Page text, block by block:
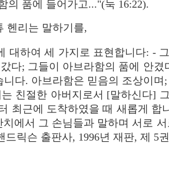
의 품에 들어가고..."(눅 16:22).
헨리는 말하기를,
대하여 세 가지로 표현합니다: -
다; 그들이 아브라함의 품에 안겼
다. 아브라함은 믿음의 조상이며
친절한 아버지로서 [말하신다]
최근에 도착하였을 때 새롭게 합
에서 그 손님들과 말하며 서로
드릭슨 출판사, 1996년 재판, 제 5